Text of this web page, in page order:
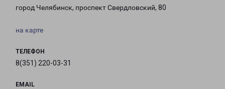
город Челябинск, проспект Свердловский, 80
на карте
ТЕЛЕФОН
8(351) 220-03-31
EMAIL